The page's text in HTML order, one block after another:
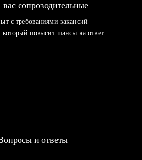
сопроводительные
с требованиями вакансий
который повысит шансы на ответ
и ответы